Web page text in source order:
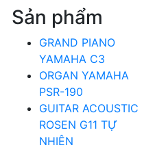
Sản phẩm
GRAND PIANO
YAMAHA C3
ORGAN YAMAHA
PSR-190
GUITAR ACOUSTIC
ROSEN G11 TỰ
NHIÊN